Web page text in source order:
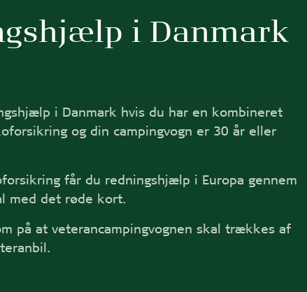
i Danmark
i Danmark hvis du har en kombineret
og din campingvogn er 30 år eller
får du redningshjælp i Europa gennem
med det røde kort.
på at veterancampingvognen skal trækkes af